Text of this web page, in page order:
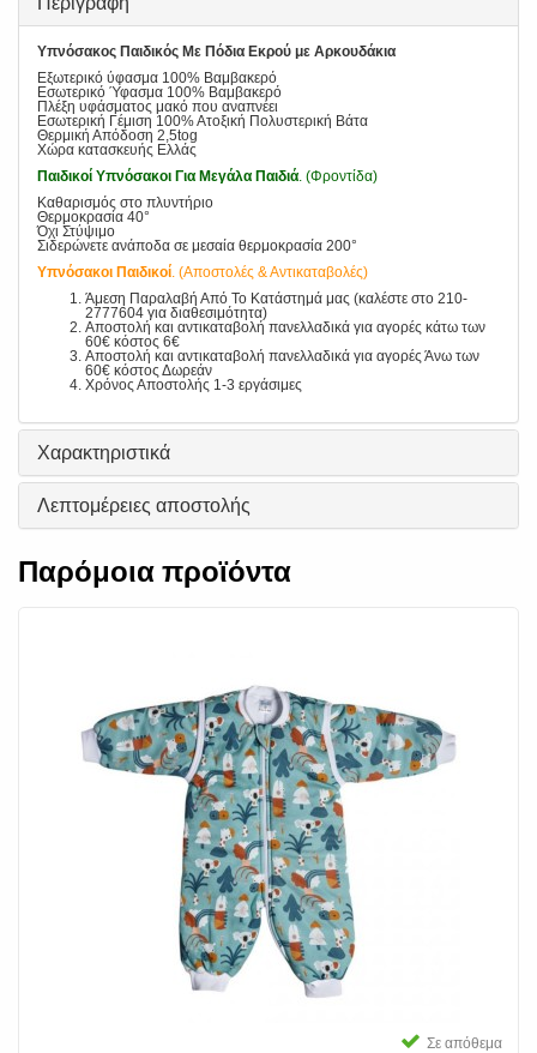
Υπνόσακος Παιδικός Με Πόδια Εκρού με Αρκουδάκια
Εξωτερικό ύφασμα 100% Βαμβακερό
Εσωτερικό Ύφασμα 100% Βαμβακερό
Πλέξη υφάσματος μακό που αναπνέει
Εσωτερική Γέμιση 100% Ατοξική Πολυστερική Βάτα
Θερμική Απόδοση 2,5tog
Χώρα κατασκευής Ελλάς
Παιδικοί Υπνόσακοι Για Μεγάλα Παιδιά. (Φροντίδα)
Καθαρισμός στο πλυντήριο
Θερμοκρασία 40°
Όχι Στύψιμο
Σιδερώνετε ανάποδα σε μεσαία θερμοκρασία 200°
Υπνόσακοι Παιδικοί. (Αποστολές & Αντικαταβολές)
Άμεση Παραλαβή Από Το Κατάστημά μας (καλέστε στο 210-
2777604 για διαθεσιμότητα)
Αποστολή και αντικαταβολή πανελλαδικά για αγορές κάτω των
60€ κόστος 6€
Αποστολή και αντικαταβολή πανελλαδικά για αγορές Άνω των
60€ κόστος Δωρεάν
Χρόνος Αποστολής 1-3 εργάσιμες
Χαρακτηριστικά
Λεπτομέρειες αποστολής
Παρόμοια προϊόντα
Σε απόθεμα